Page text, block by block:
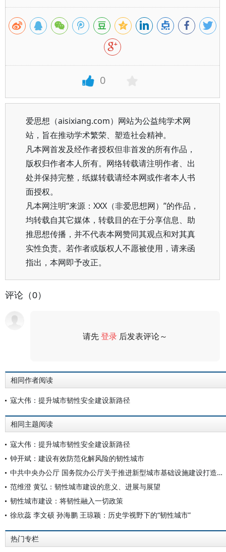
0
爱思想（aisixiang.com）网站为公益纯学术网
站，旨在推动学术繁荣、塑造社会精神。
凡本网首发及经作者授权但非首发的所有作品，
版权归作者本人所有。网络转载请注明作者、出
处并保持完整，纸媒转载请经本网或作者本人书
面授权。
凡本网注明“来源：XXX（非爱思想网）”的作品，
均转载自其它媒体，转载目的在于分享信息、助
推思想传播，并不代表本网赞同其观点和对其真
实性负责。若作者或版权人不愿被使用，请来函
指出，本网即予改正。
评论（0）
请先登录 后发表评论～
相同作者阅读
寇大伟：提升城市韧性安全建设新路径
相同主题阅读
寇大伟：提升城市韧性安全建设新路径
钟开斌：建设有效防范化解风险的韧性城市
中共中央办公厅 国务院办公厅关于推进新型城市基础设施建设打造韧性城市的意见
范维澄 黄弘：韧性城市建设的意义、进展与展望
韧性城市建设：将韧性融入一切政策
徐欣蕊 李文硕 孙海鹏 王琼颖：历史学视野下的“韧性城市”
热门专栏